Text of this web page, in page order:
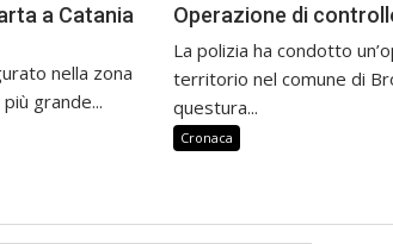
a Catania
nella zona
grande...
Operazione di
La polizia ha condotto
territorio nel comune di
questura...
Cronaca